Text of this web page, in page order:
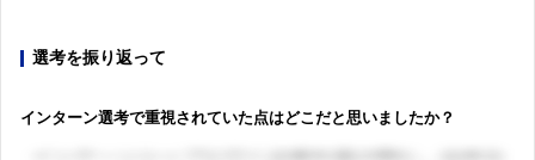
選考を振り返って
インターン選考で重視されていた点はどこだと思いましたか？